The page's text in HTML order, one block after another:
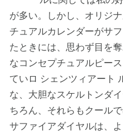
が多い。しかし、オリジ
チュアルカレンダーがサ
たときには、思わず目を
なコンセプチュアルピー
ていロ シェンツィアート
な、大胆なスケルトンダ
ちろん、それらもクール
サファイアダイヤルは、